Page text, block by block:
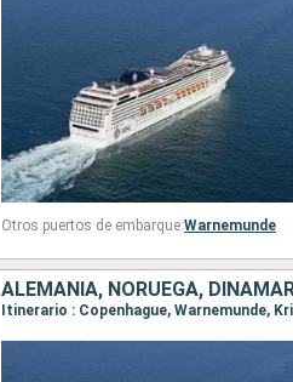
Otros puertos de embarque:Warnemunde
ALEMANIA, NORUEGA,
Itinerario : Copenhague, Warnemunde,